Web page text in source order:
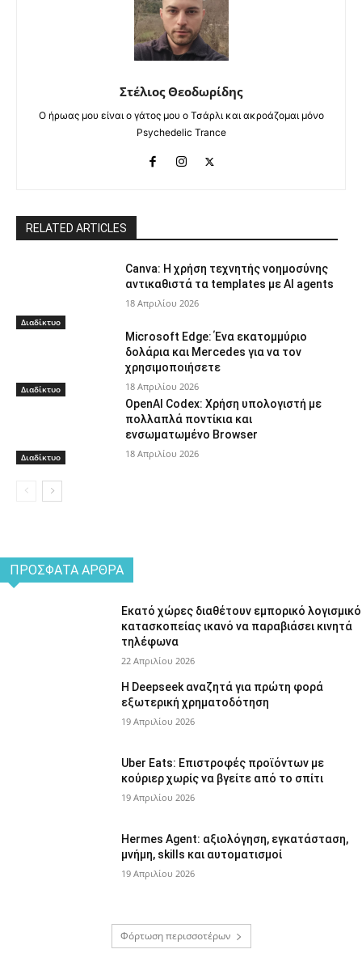
Στέλιος Θεοδωρίδης
Ο ήρωας μου είναι ο γάτος μου ο Τσάρλι και ακροάζομαι μόνο
Psychedelic Trance
RELATED ARTICLES
Διαδίκτυο
Canva: Η χρήση τεχνητής νοημοσύνης
αντικαθιστά τα templates με AI agents
18 Απριλίου 2026
Διαδίκτυο
Microsoft Edge: Ένα εκατομμύριο
δολάρια και Mercedes για να τον
χρησιμοποιήσετε
18 Απριλίου 2026
Διαδίκτυο
OpenAI Codex: Χρήση υπολογιστή με
πολλαπλά ποντίκια και
ενσωματωμένο Browser
18 Απριλίου 2026
ΠΡΌΣΦΑΤΑ ΆΡΘΡΑ
Εκατό χώρες διαθέτουν εμπορικό λογισμικό
κατασκοπείας ικανό να παραβιάσει κινητά
τηλέφωνα
22 Απριλίου 2026
Η Deepseek αναζητά για πρώτη φορά
εξωτερική χρηματοδότηση
19 Απριλίου 2026
Uber Eats: Επιστροφές προϊόντων με
κούριερ χωρίς να βγείτε από το σπίτι
19 Απριλίου 2026
Hermes Agent: αξιολόγηση, εγκατάσταση,
μνήμη, skills και αυτοματισμοί
19 Απριλίου 2026
Φόρτωση περισσοτέρων